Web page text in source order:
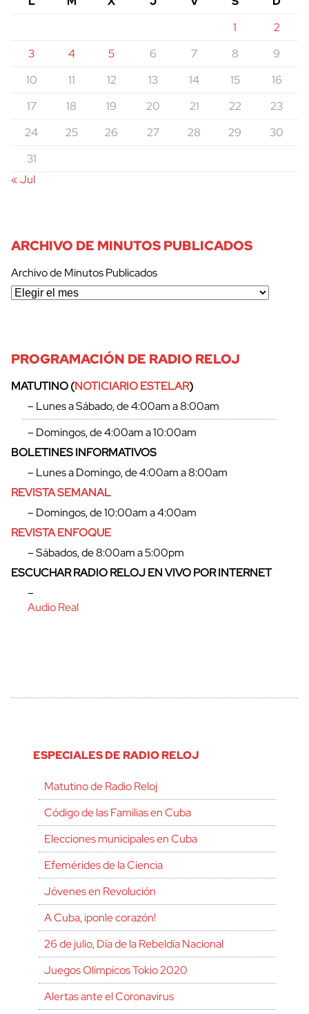
1
2
3
4 5 6 7 8
9
10
11 12 13 14 15
16
17
18 19 20 21 22
23
24
25 26 27 28 29
30
31
« Jul
ARCHIVO DE MINUTOS PUBLICADOS
Archivo de Minutos Publicados
PROGRAMACIÓN DE RADIO RELOJ
MATUTINO (NOTICIARIO ESTELAR)
– Lunes a Sábado, de 4:00am a 8:00am
– Domingos, de 4:00am a 10:00am
BOLETINES INFORMATIVOS
– Lunes a Domingo, de 4:00am a 8:00am
REVISTA SEMANAL
– Domingos, de 10:00am a 4:00am
REVISTA ENFOQUE
– Sábados, de 8:00am a 5:00pm
ESCUCHAR RADIO RELOJ EN VIVO POR INTERNET
–
Audio Real
ESPECIALES DE RADIO RELOJ
Matutino de Radio Reloj
Código de las Familias en Cuba
Elecciones municipales en Cuba
Efemérides de la Ciencia
Jóvenes en Revolución
A Cuba, ¡ponle corazón!
26 de julio, Día de la Rebeldía Nacional
Juegos Olímpicos Tokio 2020
Alertas ante el Coronavirus